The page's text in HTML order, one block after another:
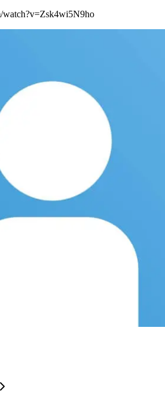
watch?v=Zsk4wi5N9ho